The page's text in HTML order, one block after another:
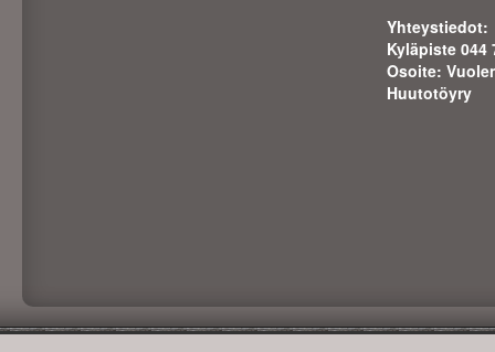
Yhteystiedot:
Kyläpiste 044
Osoite:
Huutotöyry